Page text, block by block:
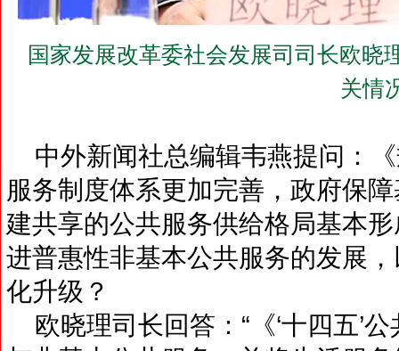
国家发展改革委社会发展司司长欧晓
关情
中外新闻社总编辑韦燕提问：
服务制度体系更加完善，政府保
建共享的公共服务供给格局基本
进普惠性非基本公共服务的发展
化升级？
欧晓理司长回答：“《‘十四五’